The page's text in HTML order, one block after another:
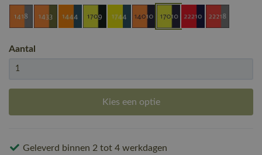
Aantal
Kies een optie
Geleverd binnen 2 tot 4 werkdagen